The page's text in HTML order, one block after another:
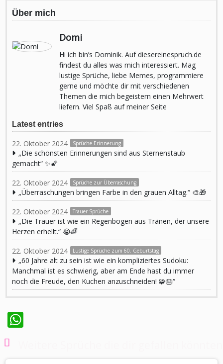
Über mich
Domi
Hi ich bin’s Dominik. Auf diesereinespruch.de
findest du alles was mich interessiert. Mag
lustige Sprüche, liebe Memes, programmiere
gerne und möchte dir mit verschiedenen
Themen die mich begeistern einen Mehrwert
liefern. Viel Spaß auf meiner Seite
Latest entries
22. Oktober 2024 Sprüche Erinnerung
„Die schönsten Erinnerungen sind aus Sternenstaub
gemacht“ ✨🌠
22. Oktober 2024 Sprüche zur Überraschung
„Überraschungen bringen Farbe in den grauen Alltag.“ 🎨🎁
22. Oktober 2024 Trauer Sprüche
„Die Trauer ist wie ein Regenbogen aus Tränen, der unsere
Herzen erhellt.“ 😭🌈
22. Oktober 2024 Lustige Sprüche zum 60. Geburtstag
„60 Jahre alt zu sein ist wie ein kompliziertes Sudoku:
Manchmal ist es schwierig, aber am Ende hast du immer
noch die Freude, den Kuchen anzuschneiden! 🧩🎂“